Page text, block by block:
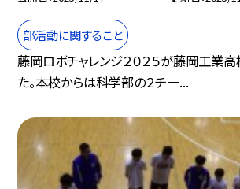
部活動に関すること
藤岡ロボチャレンジ２０２５が藤岡工業
た。本校からは科学部の２チー...